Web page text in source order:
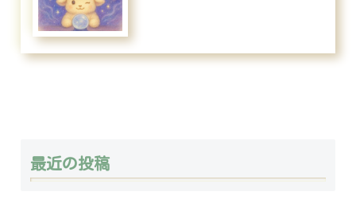
最近の投稿